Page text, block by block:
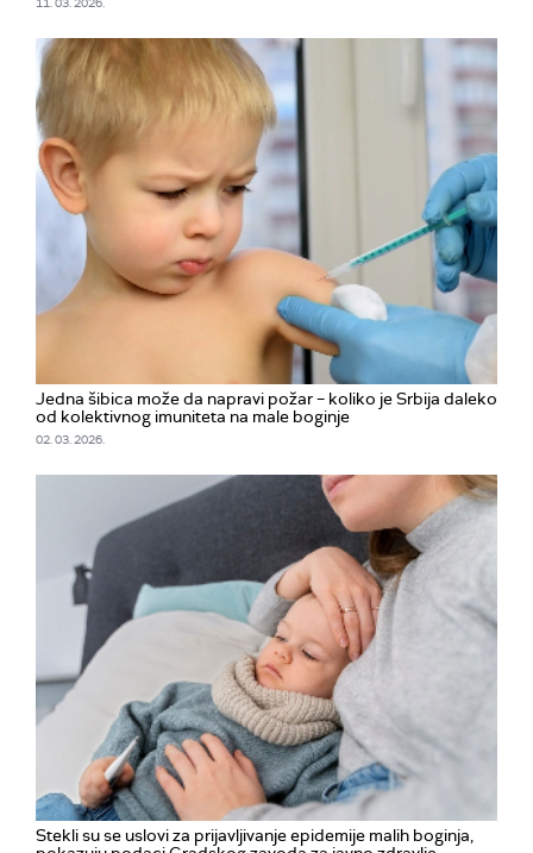
Jedna šibica može da napravi požar – koliko je Srbija daleko
od kolektivnog imuniteta na male boginje
02. 03. 2026.
Stekli su se uslovi za prijavljivanje epidemije malih boginja,